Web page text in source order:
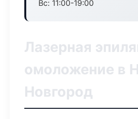
Вс: 11:00-19:00
Лазерная
омоложение в
Новгород